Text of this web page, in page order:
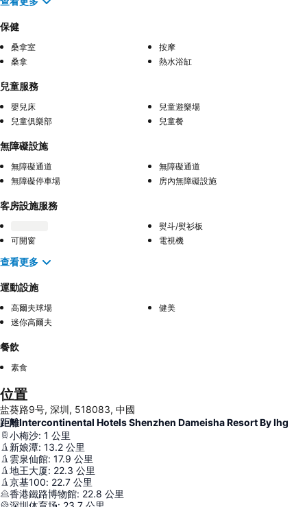
保健
桑拿室
按摩
桑拿
熱水浴缸
兒童服務
嬰兒床
兒童遊樂場
兒童俱樂部
兒童餐
無障礙設施
無障礙通道
無障礙通道
無障礙停車場
房內無障礙設施
客房設施服務
熨斗/熨衫板
可開窗
電視機
查看更多
運動設施
高爾夫球場
健美
迷你高爾夫
餐飲
素食
位置
盐葵路9号, 深圳, 518083, 中國
距離Intercontinental Hotels Shenzhen Dameisha Resort By Ihg
小梅沙: 1 公里
新娘潭: 13.2 公里
雲泉仙館: 17.9 公里
地王大厦: 22.3 公里
京基100: 22.7 公里
香港鐵路博物館: 22.8 公里